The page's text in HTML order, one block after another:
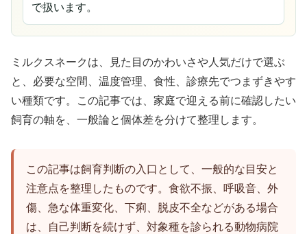
で扱います。
ミルクスネークは、見た目のかわいさや人気だけで選ぶ
と、必要な空間、温度管理、食性、診療先でつまずきやす
い種類です。この記事では、家庭で迎える前に確認したい
飼育の軸を、一般論と個体差を分けて整理します。
この記事は飼育判断の入口として、一般的な目安と
注意点を整理したものです。食欲不振、呼吸音、外
傷、急な体重変化、下痢、脱皮不全などがある場合
は、自己判断を続けず、対象種を診られる動物病院